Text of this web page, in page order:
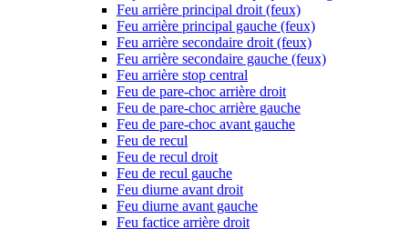
Feu arrière principal droit (feux)
Feu arrière principal gauche (feux)
Feu arrière secondaire droit (feux)
Feu arrière secondaire gauche (feux)
Feu arrière stop central
Feu de pare-choc arrière droit
Feu de pare-choc arrière gauche
Feu de pare-choc avant gauche
Feu de recul
Feu de recul droit
Feu de recul gauche
Feu diurne avant droit
Feu diurne avant gauche
Feu factice arrière droit